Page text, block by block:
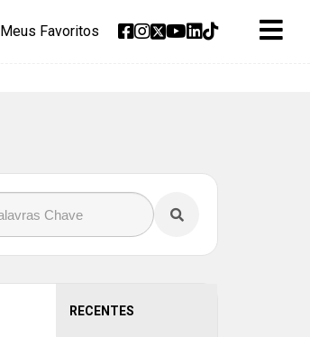
Meus Favoritos
RECENTES